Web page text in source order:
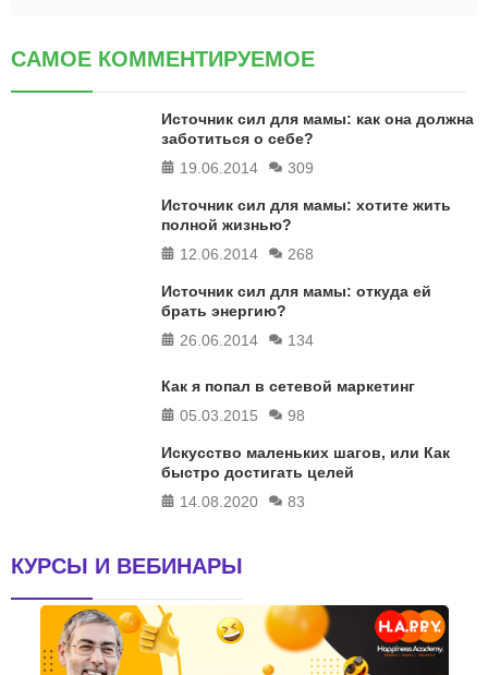
САМОЕ КОММЕНТИРУЕМОЕ
Источник сил для мамы: как она должна
заботиться о себе?
19.06.2014
309
Источник сил для мамы: хотите жить
полной жизнью?
12.06.2014
268
Источник сил для мамы: откуда ей
брать энергию?
26.06.2014
134
Как я попал в сетевой маркетинг
05.03.2015
98
Искусство маленьких шагов, или Как
быстро достигать целей
14.08.2020
83
КУРСЫ И ВЕБИНАРЫ